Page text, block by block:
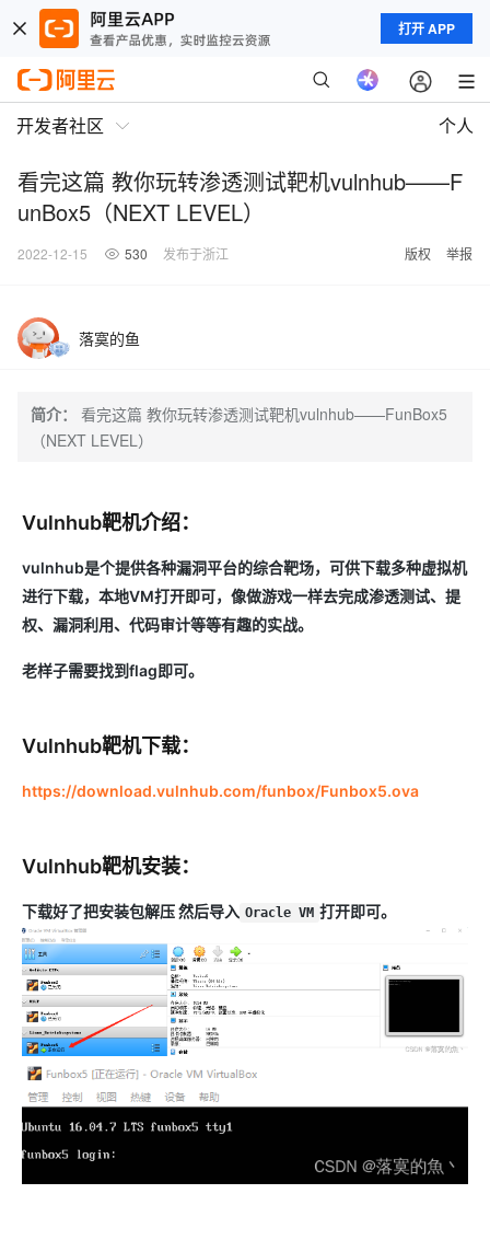
打开 APP
开发者社区 个人
看完这篇 教你玩转渗透测试靶机vulnhub——F
unBox5（NEXT LEVEL）
2022-12-15 530 发布于浙江 版权 举报
落寞的鱼
简介：
看完这篇 教你玩转渗透测试靶机vulnhub——FunBox5
（NEXT LEVEL）
Vulnhub靶机介绍：
vulnhub是个提供各种漏洞平台的综合靶场，可供下载多种虚拟机
进行下载，本地VM打开即可，像做游戏一样去完成渗透测试、提
权、漏洞利用、代码审计等等有趣的实战。
老样子需要找到flag即可。
Vulnhub靶机下载：
https://download.vulnhub.com/funbox/Funbox5.ova
Vulnhub靶机安装：
下载好了把安装包解压 然后导入 Oracle VM 打开即可。